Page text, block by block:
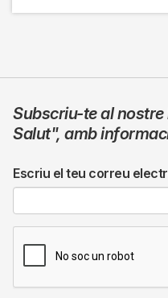
Subscriu-te al
Salut", amb
Escriu el teu correu